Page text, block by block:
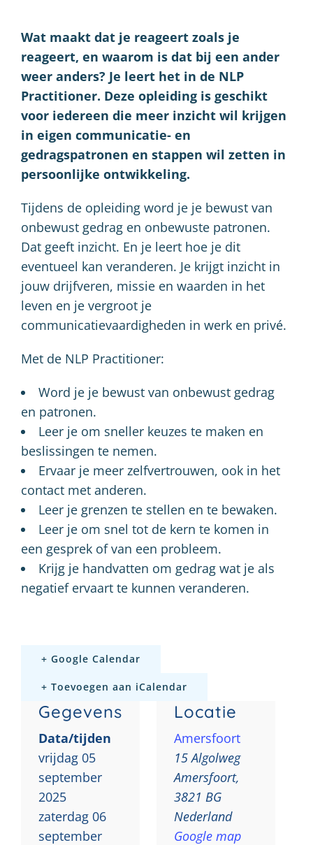
Wat maakt dat je reageert zoals je
reageert, en waarom is dat bij een ander
weer anders? Je leert het in de NLP
Practitioner. Deze opleiding is geschikt
voor iedereen die meer inzicht wil krijgen
in eigen communicatie- en
gedragspatronen en stappen wil zetten in
persoonlijke ontwikkeling.
Tijdens de opleiding word je je bewust van
onbewust gedrag en onbewuste patronen.
Dat geeft inzicht. En je leert hoe je dit
eventueel kan veranderen. Je krijgt inzicht in
jouw drijfveren, missie en waarden in het
leven en je vergroot je
communicatievaardigheden in werk en privé.
Met de NLP Practitioner:
Word je je bewust van onbewust gedrag
en patronen.
Leer je om sneller keuzes te maken en
beslissingen te nemen.
Ervaar je meer zelfvertrouwen, ook in het
contact met anderen.
Leer je grenzen te stellen en te bewaken.
Leer je om snel tot de kern te komen in
een gesprek of van een probleem.
Krijg je handvatten om gedrag wat je als
negatief ervaart te kunnen veranderen.
+ Google Calendar
+ Toevoegen aan iCalendar
Gegevens
Data/tijden
vrijdag 05
september
2025
zaterdag 06
september
Locatie
Amersfoort
15 Algolweg
Amersfoort,
3821 BG
Nederland
Google map